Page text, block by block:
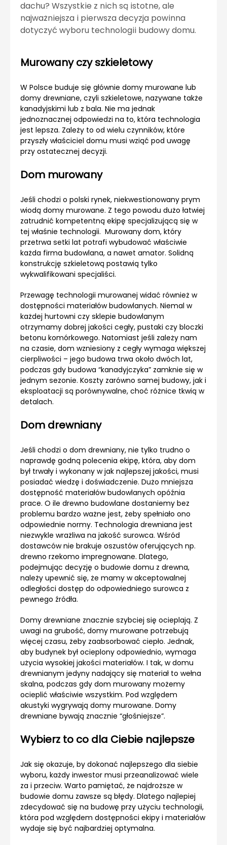
dachu? Wszystkie z nich są istotne, ale
najważniejsza i pierwsza decyzja powinna
dotyczyć wyboru technologii budowy domu.
Murowany czy szkieletowy
W Polsce buduje się głównie domy murowane lub
domy drewniane, czyli szkieletowe, nazywane także
kanadyjskimi lub z bala. Nie ma jednak
jednoznacznej odpowiedzi na to, która technologia
jest lepsza. Zależy to od wielu czynników, które
przyszły właściciel domu musi wziąć pod uwagę
przy ostatecznej decyzji.
Dom murowany
Jeśli chodzi o polski rynek, niekwestionowany prym
wiodą domy murowane. Z tego powodu dużo łatwiej
zatrudnić kompetentną ekipę specjalizującą się w
tej właśnie technologii. Murowany dom, który
przetrwa setki lat potrafi wybudować właściwie
każda firma budowlana, a nawet amator. Solidną
konstrukcję szkieletową postawią tylko
wykwalifikowani specjaliści.
Przewagę technologii murowanej widać również w
dostępności materiałów budowlanych. Niemal w
każdej hurtowni czy sklepie budowlanym
otrzymamy dobrej jakości cegły, pustaki czy bloczki
betonu komórkowego. Natomiast jeśli zależy nam
na czasie, dom wzniesiony z cegły wymaga większej
cierpliwości – jego budowa trwa około dwóch lat,
podczas gdy budowa “kanadyjczyka” zamknie się w
jednym sezonie. Koszty zarówno samej budowy, jak i
eksploatacji są porównywalne, choć różnice tkwią w
detalach.
Dom drewniany
Jeśli chodzi o dom drewniany, nie tylko trudno o
naprawdę godną polecenia ekipę, która, aby dom
był trwały i wykonany w jak najlepszej jakości, musi
posiadać wiedzę i doświadczenie. Dużo mniejsza
dostępność materiałów budowlanych opóźnia
prace. O ile drewno budowlane dostaniemy bez
problemu bardzo ważne jest, żeby spełniało ono
odpowiednie normy. Technologia drewniana jest
niezwykle wrażliwa na jakość surowca. Wśród
dostawców nie brakuje oszustów oferujących np.
drewno rzekomo impregnowane. Dlatego,
podejmując decyzję o budowie domu z drewna,
należy upewnić się, że mamy w akceptowalnej
odległości dostęp do odpowiedniego surowca z
pewnego źródła.
Domy drewniane znacznie szybciej się ocieplają. Z
uwagi na grubość, domy murowane potrzebują
więcej czasu, żeby zaabsorbować ciepło. Jednak,
aby budynek był ocieplony odpowiednio, wymaga
użycia wysokiej jakości materiałów. I tak, w domu
drewnianym jedyny nadający się materiał to wełna
skalna, podczas gdy dom murowany możemy
ocieplić właściwie wszystkim. Pod względem
akustyki wygrywają domy murowane. Domy
drewniane bywają znacznie “głośniejsze”.
Wybierz to co dla Ciebie najlepsze
Jak się okazuje, by dokonać najlepszego dla siebie
wyboru, każdy inwestor musi przeanalizować wiele
za i przeciw. Warto pamiętać, że najdroższe w
budowie domu zawsze są błędy. Dlatego najlepiej
zdecydować się na budowę przy użyciu technologii,
która pod względem dostępności ekipy i materiałów
wydaje się być najbardziej optymalna.